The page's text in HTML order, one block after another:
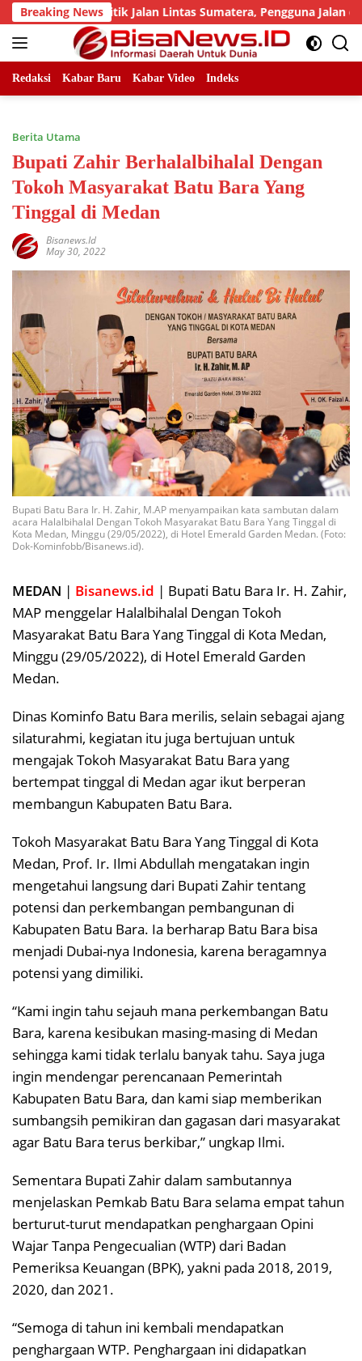
Skip
to
content
Breaking News
Titik Jalan Lintas Sumatera, Pengguna Jalan diimbau
Redaksi Kabar Baru Kabar Video Indeks
Berita Utama
Bupati Zahir Berhalalbihalal Dengan
Tokoh Masyarakat Batu Bara Yang
Tinggal di Medan
Bisanews.id
May 30, 2022
Bupati Batu Bara Ir. H. Zahir, M.AP menyampaikan kata sambutan dalam
acara Halalbihalal Dengan Tokoh Masyarakat Batu Bara Yang Tinggal di
Kota Medan, Minggu (29/05/2022), di Hotel Emerald Garden Medan. (Foto:
Dok-Kominfobb/Bisanews.id).
MEDAN | Bisanews.id | Bupati Batu Bara Ir. H. Zahir,
MAP menggelar Halalbihalal Dengan Tokoh
Masyarakat Batu Bara Yang Tinggal di Kota Medan,
Minggu (29/05/2022), di Hotel Emerald Garden
Medan.
Dinas Kominfo Batu Bara merilis, selain sebagai ajang
silaturahmi, kegiatan itu juga bertujuan untuk
mengajak Tokoh Masyarakat Batu Bara yang
bertempat tinggal di Medan agar ikut berperan
membangun Kabupaten Batu Bara.
Tokoh Masyarakat Batu Bara Yang Tinggal di Kota
Medan, Prof. Ir. Ilmi Abdullah mengatakan ingin
mengetahui langsung dari Bupati Zahir tentang
potensi dan perkembangan pembangunan di
Kabupaten Batu Bara. Ia berharap Batu Bara bisa
menjadi Dubai-nya Indonesia, karena beragamnya
potensi yang dimiliki.
“Kami ingin tahu sejauh mana perkembangan Batu
Bara, karena kesibukan masing-masing di Medan
sehingga kami tidak terlalu banyak tahu. Saya juga
ingin mendengar perencanaan Pemerintah
Kabupaten Batu Bara, dan kami siap memberikan
sumbangsih pemikiran dan gagasan dari masyarakat
agar Batu Bara terus berkibar,” ungkap Ilmi.
Sementara Bupati Zahir dalam sambutannya
menjelaskan Pemkab Batu Bara selama empat tahun
berturut-turut mendapatkan penghargaan Opini
Wajar Tanpa Pengecualian (WTP) dari Badan
Pemeriksa Keuangan (BPK), yakni pada 2018, 2019,
2020, dan 2021.
“Semoga di tahun ini kembali mendapatkan
penghargaan WTP. Penghargaan ini didapatkan